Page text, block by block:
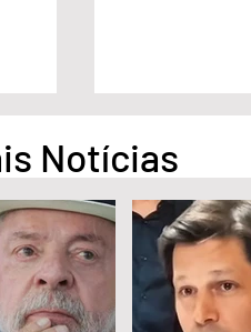
Pesquisa
Notícias